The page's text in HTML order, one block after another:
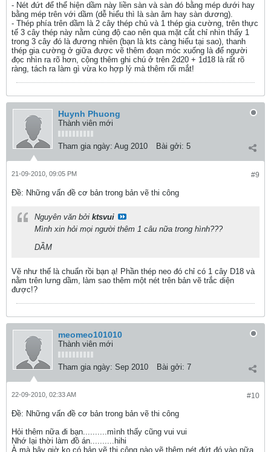
- Nét đứt để thể hiện dầm này liền sàn và sàn đó bằng mép dưới hay
bằng mép trên với dầm (dễ hiểu thì là sàn âm hay sàn dương).
- Thép phía trên dầm là 2 cây thép chủ và 1 thép gia cường, trên thực
tế 3 cây thép này nằm cùng độ cao nên qua mặt cắt chỉ nhìn thấy 1
trong 3 cây đó là đương nhiên (bạn là kts càng hiểu tại sao), thanh
thép gia cường ở giữa được vẽ thêm đoạn móc xuống là để người
đọc nhìn ra rõ hơn, cộng thêm ghi chú ở trên 2d20 + 1d18 là rất rõ
ràng, tách ra làm gì vừa ko hợp lý mà thêm rối mắt!
Huynh Phuong
Thành viên mới
Tham gia ngày: Aug 2010 Bài gởi: 5
#9
21-09-2010, 09:05 PM
Ðề: Những vấn đề cơ bản trong bản vẽ thi công
Nguyên văn bởi ktsvui
Mình xin hỏi mọi người thêm 1 câu nữa trong hình???
DẦM
Vẽ như thế là chuẩn rồi bạn ạ! Phần thép neo đó chỉ có 1 cây D18 và
nằm trên lưng dầm, làm sao thêm một nét trên bản vẽ trắc diện
được!?
meomeo101010
Thành viên mới
Tham gia ngày: Sep 2010 Bài gởi: 7
#10
22-09-2010, 02:33 AM
Ðề: Những vấn đề cơ bản trong bản vẽ thi công
Hỏi thêm nữa đi bạn..........mình thấy cũng vui vui
Nhớ lại thời làm đồ án..........hihi
À mà bây giờ ko có bản vẽ thi công nào vẽ thêm nét đứt đó vào nữa